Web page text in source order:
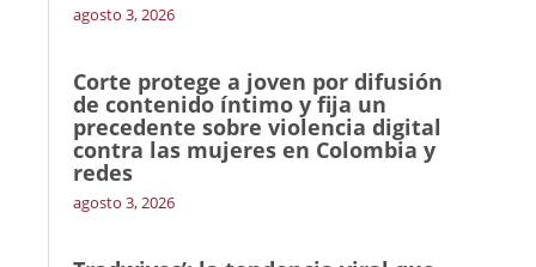
agosto 3, 2026
Corte protege a joven por difusión
de contenido íntimo y fija un
precedente sobre violencia digital
contra las mujeres en Colombia y
redes
agosto 3, 2026